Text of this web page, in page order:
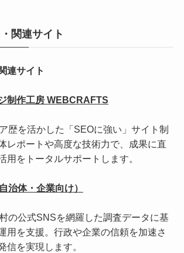
関連サイト
連サイト
制作工房 WEBCRAFTS
歴を活かした「SEOに強い」サイト制
レポートや高度な技術力で、成果に直
用をトータルサポートします。
治体・企業向け）
の公式SNSを網羅した調査データに基
用を支援。行政や企業の信頼を加速さ
信を実現します。